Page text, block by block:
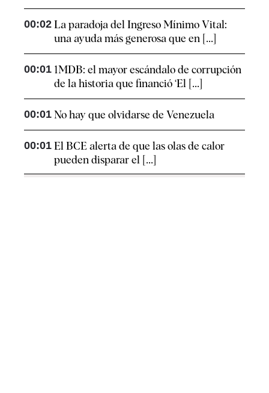
00:02 La paradoja del Ingreso Mínimo Vital:
una ayuda más generosa que en [...]
00:01 1MDB: el mayor escándalo de corrupción
de la historia que financió ‘El [...]
00:01 No hay que olvidarse de Venezuela
00:01 El BCE alerta de que las olas de calor
pueden disparar el [...]